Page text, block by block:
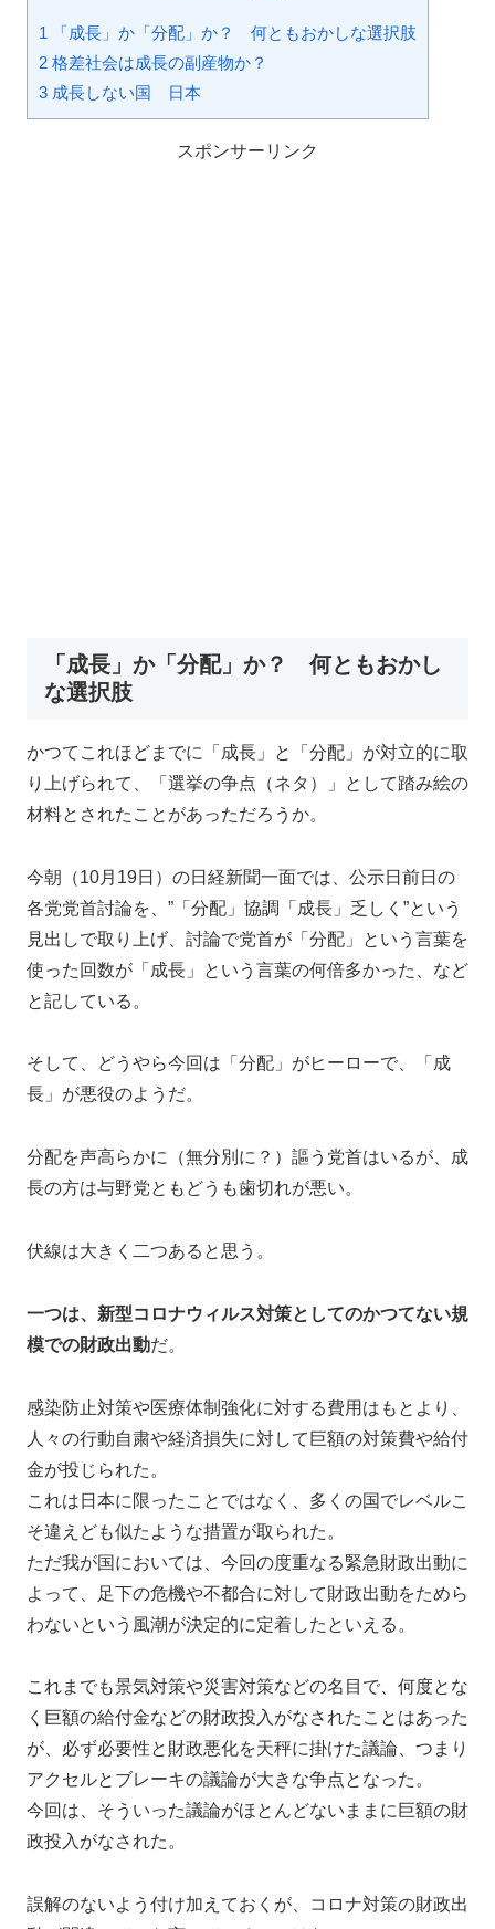
1 「成長」か「分配」か？ 何ともおかしな選択肢
2 格差社会は成長の副産物か？
3 成長しない国 日本
スポンサーリンク
「成長」か「分配」か？ 何ともおかし
な選択肢
かつてこれほどまでに「成長」と「分配」が対立的に取
り上げられて、「選挙の争点（ネタ）」として踏み絵の
材料とされたことがあっただろうか。
今朝（10月19日）の日経新聞一面では、公示日前日の
各党党首討論を、”「分配」協調「成長」乏しく”という
見出しで取り上げ、討論で党首が「分配」という言葉を
使った回数が「成長」という言葉の何倍多かった、など
と記している。
そして、どうやら今回は「分配」がヒーローで、「成
長」が悪役のようだ。
分配を声高らかに（無分別に？）謳う党首はいるが、成
長の方は与野党ともどうも歯切れが悪い。
伏線は大きく二つあると思う。
一つは、新型コロナウィルス対策としてのかつてない規
模での財政出動だ。
感染防止対策や医療体制強化に対する費用はもとより、
人々の行動自粛や経済損失に対して巨額の対策費や給付
金が投じられた。
これは日本に限ったことではなく、多くの国でレベルこ
そ違えども似たような措置が取られた。
ただ我が国においては、今回の度重なる緊急財政出動に
よって、足下の危機や不都合に対して財政出動をためら
わないという風潮が決定的に定着したといえる。
これまでも景気対策や災害対策などの名目で、何度とな
く巨額の給付金などの財政投入がなされたことはあった
が、必ず必要性と財政悪化を天秤に掛けた議論、つまり
アクセルとブレーキの議論が大きな争点となった。
今回は、そういった議論がほとんどないままに巨額の財
政投入がなされた。
誤解のないよう付け加えておくが、コロナ対策の財政出